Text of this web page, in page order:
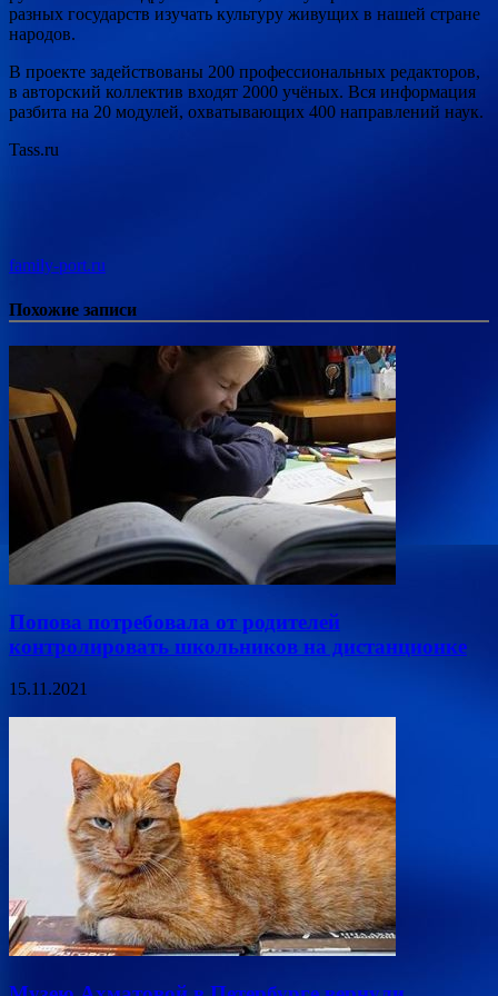
разных государств изучать культуру живущих в нашей стране
народов.
В проекте задействованы 200 профессиональных редакторов,
в авторский коллектив входят 2000 учёных. Вся информация
разбита на 20 модулей, охватывающих 400 направлений наук.
Tass.ru
family-port.ru
Похожие записи
Попова потребовала от родителей
контролировать школьников на дистанционке
15.11.2021